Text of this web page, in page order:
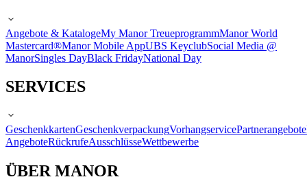
Angebote & KatalogeMy Manor TreueprogrammManor World
Mastercard®Manor Mobile AppUBS KeyclubSocial Media @
ManorSingles DayBlack FridayNational Day
SERVICES
GeschenkkartenGeschenkverpackungVorhangservicePartnerangebote
AngeboteRückrufeAusschlüsseWettbewerbe
ÜBER MANOR